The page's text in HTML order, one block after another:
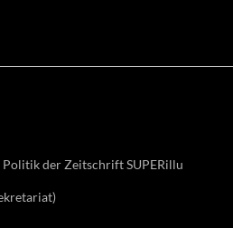
der Zeitschrift SUPERillu